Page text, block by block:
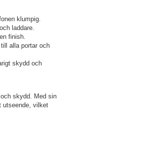
klumpig.
laddare.
finish.
alla portar och
skydd och
skydd. Med sin
utseende, vilket